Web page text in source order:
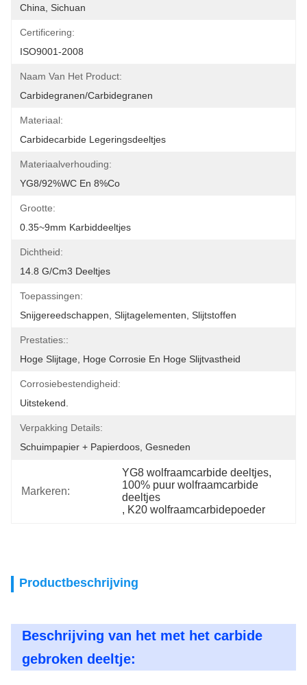
China, Sichuan
Certificering:
ISO9001-2008
Naam Van Het Product:
Carbidegranen/carbidegranen
Materiaal:
Carbidecarbide Legeringsdeeltjes
Materiaalverhouding:
YG8/92%WC En 8%Co
Grootte:
0.35~9mm Karbiddeeltjes
Dichtheid:
14.8 G/cm3 Deeltjes
Toepassingen:
Snijgereedschappen, Slijtagelementen, Slijtstoffen
Prestaties::
Hoge Slijtage, Hoge Corrosie En Hoge Slijtvastheid
Corrosiebestendigheid:
Uitstekend.
Verpakking Details:
Schuimpapier + Papierdoos, Gesneden
Markeren:
YG8 wolfraamcarbide deeltjes,
100% puur wolfraamcarbide
deeltjes
, K20 wolfraamcarbidepoeder
Productbeschrijving
Beschrijving van het met het carbide
gebroken deeltje: